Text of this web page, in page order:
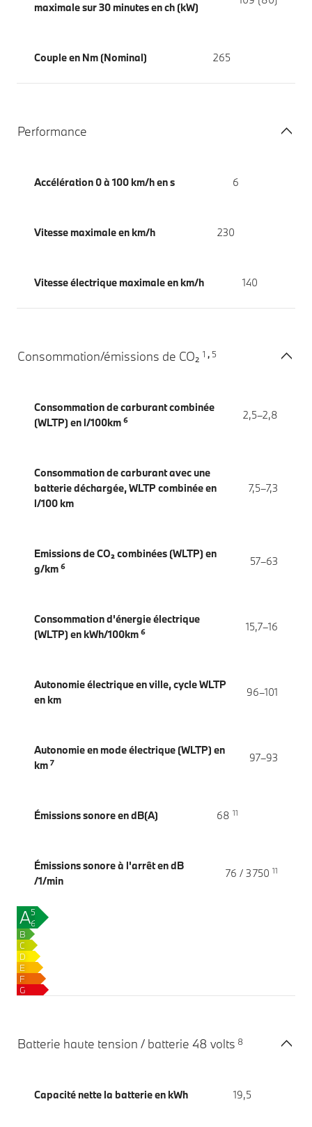
maximale sur 30 minutes en ch (kW)
Couple en Nm (Nominal) 265
Performance
Accélération 0 à 100 km/h en s 6
Vitesse maximale en km/h 230
Vitesse électrique maximale en km/h 140
Consommation/émissions de CO₂ 1 , 5
Consommation de carburant combinée
(WLTP) en l/100km 6 2,5–2,8
Consommation de carburant avec une
batterie déchargée, WLTP combinée en
l/100 km
7,5–7,3
Emissions de CO₂ combinées (WLTP) en
g/km 6 57–63
Consommation d'énergie électrique
(WLTP) en kWh/100km 6 15,7–16
Autonomie électrique en ville, cycle WLTP
en km
96–101
Autonomie en mode électrique (WLTP) en
km 7 97–93
Émissions sonore en dB(A) 68 11
Émissions sonore à l'arrêt en dB
/1/min
76 / 3 750 11
A57–
63
g
CO₂/km
B
C
D
E
F
G
Batterie haute tension / batterie 48 volts 8
Capacité nette la batterie en kWh 19,5